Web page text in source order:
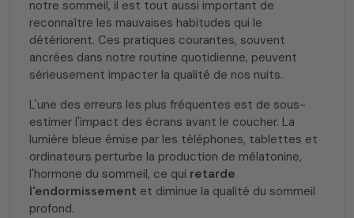
notre sommeil, il est tout aussi important de
reconnaître les mauvaises habitudes qui le
détériorent. Ces pratiques courantes, souvent
ancrées dans notre routine quotidienne, peuvent
sérieusement impacter la qualité de nos nuits.
L'une des erreurs les plus fréquentes est de sous-
estimer l'impact des écrans avant le coucher. La
lumière bleue émise par les téléphones, tablettes et
ordinateurs perturbe la production de mélatonine,
l'hormone du sommeil, ce qui retarde
l'endormissement et diminue la qualité du sommeil
profond.